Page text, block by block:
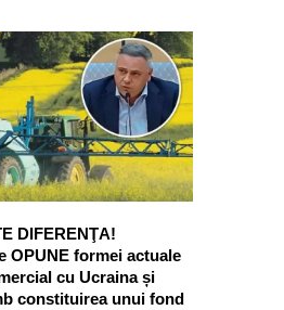
DIFERENŢA!
OPUNE formei actuale
cu Ucraina și
constituirea unui fond